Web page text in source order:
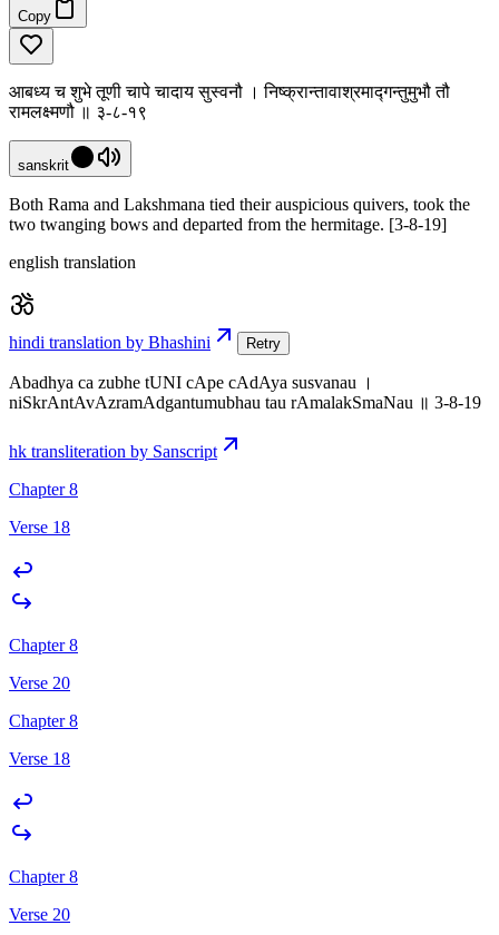
Copy
आबध्य च शुभे तूणी चापे चादाय सुस्वनौ । निष्क्रान्तावाश्रमाद्गन्तुमुभौ तौ
रामलक्ष्मणौ ॥ ३-८-१९
sanskrit
Both Rama and Lakshmana tied their auspicious quivers, took the
two twanging bows and departed from the hermitage. [3-8-19]
english translation
hindi translation by Bhashini Retry
Abadhya ca zubhe tUNI cApe cAdAya susvanau ।
niSkrAntAvAzramAdgantumubhau tau rAmalakSmaNau ॥ 3-8-19
hk transliteration by Sanscript
Chapter 8
Verse 18
Chapter 8
Verse 20
Chapter 8
Verse 18
Chapter 8
Verse 20